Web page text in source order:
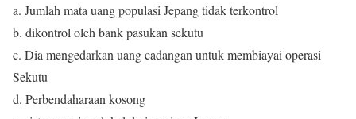
a. Jumlah mata uang populasi Jepang tidak terkontrol
b. dikontrol oleh bank pasukan sekutu
c. Dia mengedarkan uang cadangan untuk membiayai operasi
Sekutu
d. Perbendaharaan kosong